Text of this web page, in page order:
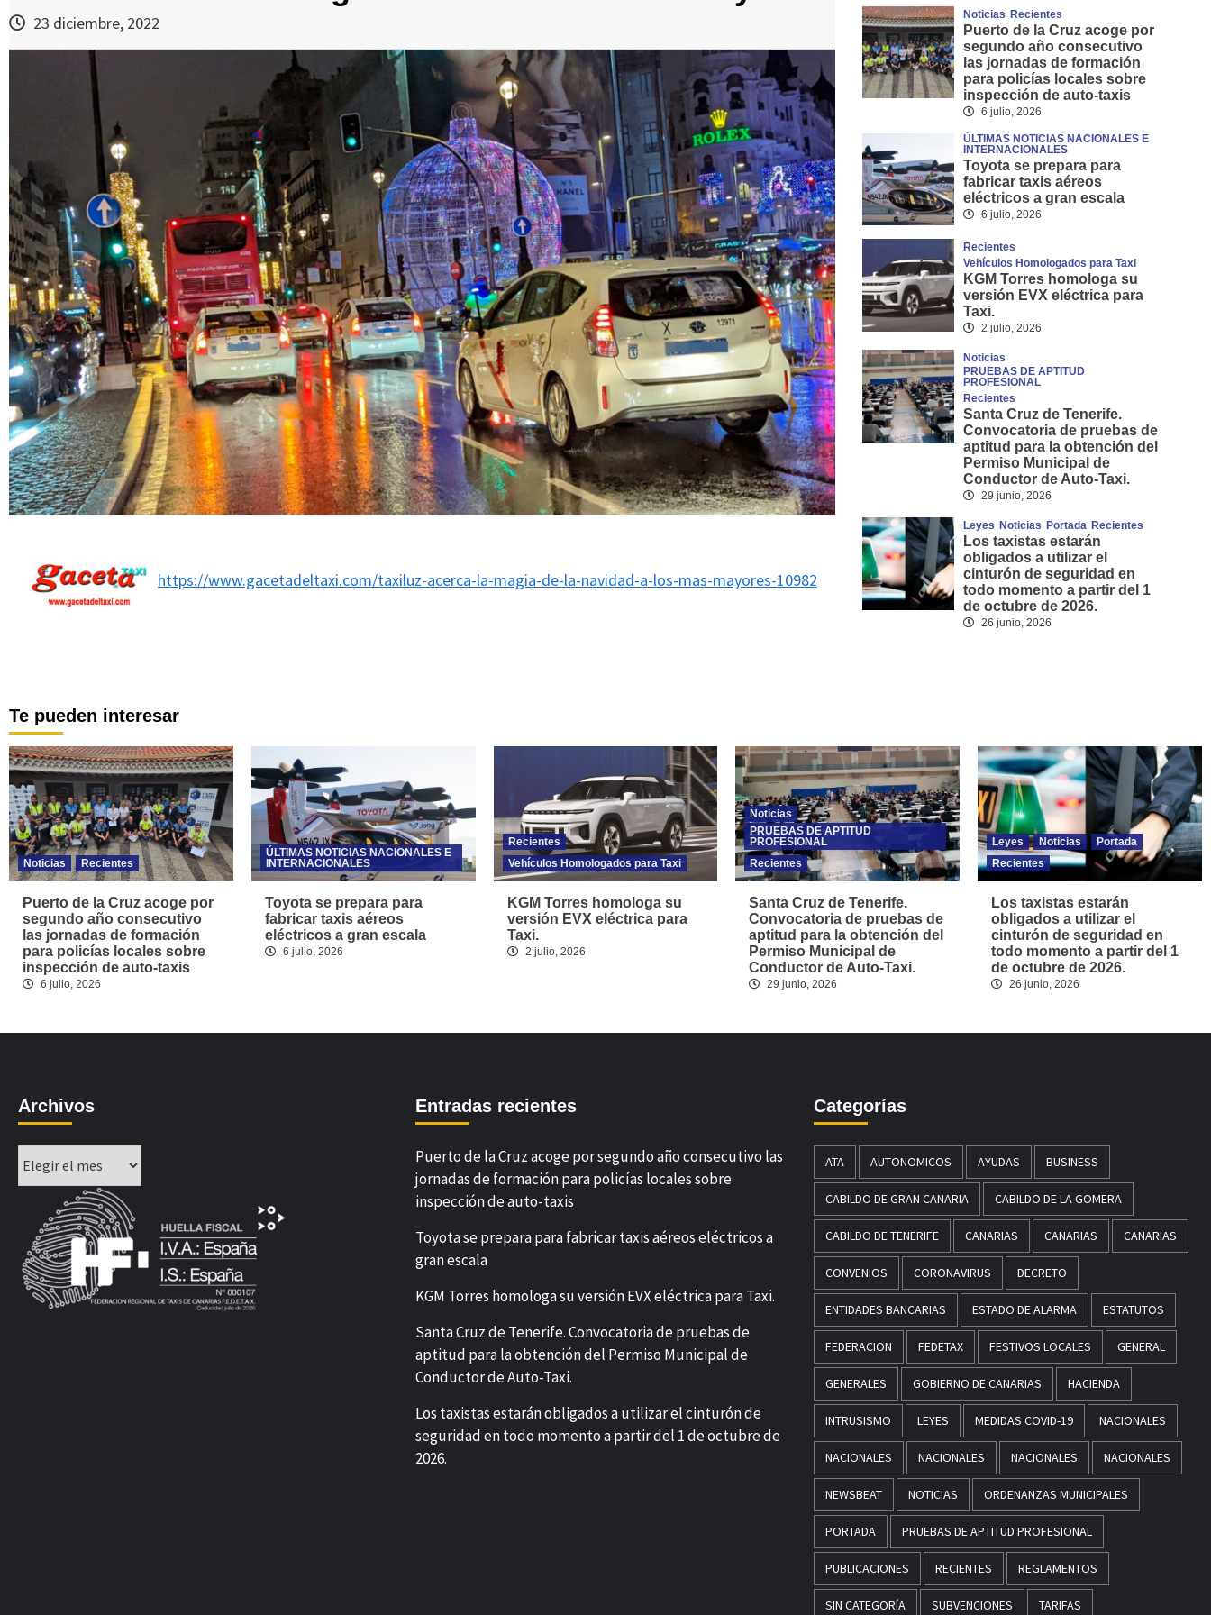
23 diciembre, 2022
https://www.gacetadeltaxi.com/taxiluz-acerca-la-magia-de-la-navidad-a-los-mas-mayores-10982
Noticias Recientes
Puerto de la Cruz acoge por
segundo año consecutivo
las jornadas de formación
para policías locales sobre
inspección de auto-taxis
6 julio, 2026
ÚLTIMAS NOTICIAS NACIONALES E
INTERNACIONALES
Toyota se prepara para
fabricar taxis aéreos
eléctricos a gran escala
6 julio, 2026
Recientes
Vehículos Homologados para Taxi
KGM Torres homologa su
versión EVX eléctrica para
Taxi.
2 julio, 2026
Noticias
PRUEBAS DE APTITUD
PROFESIONAL
Recientes
Santa Cruz de Tenerife.
Convocatoria de pruebas de
aptitud para la obtención del
Permiso Municipal de
Conductor de Auto-Taxi.
29 junio, 2026
Leyes Noticias Portada Recientes
Los taxistas estarán
obligados a utilizar el
cinturón de seguridad en
todo momento a partir del 1
de octubre de 2026.
26 junio, 2026
Te pueden interesar
Noticias Recientes
Puerto de la Cruz acoge por
segundo año consecutivo
las jornadas de formación
para policías locales sobre
inspección de auto-taxis
6 julio, 2026
ÚLTIMAS NOTICIAS NACIONALES E
INTERNACIONALES
Toyota se prepara para
fabricar taxis aéreos
eléctricos a gran escala
6 julio, 2026
Recientes
Vehículos Homologados para Taxi
KGM Torres homologa su
versión EVX eléctrica para
Taxi.
2 julio, 2026
Noticias
PRUEBAS DE APTITUD
PROFESIONAL
Recientes
Santa Cruz de Tenerife.
Convocatoria de pruebas de
aptitud para la obtención del
Permiso Municipal de
Conductor de Auto-Taxi.
29 junio, 2026
Leyes Noticias
Portada
Recientes
Los taxistas estarán
obligados a utilizar el
cinturón de seguridad en
todo momento a partir del 1
de octubre de 2026.
26 junio, 2026
Archivos Entradas recientes
Puerto de la Cruz acoge por segundo año consecutivo las
jornadas de formación para policías locales sobre
inspección de auto-taxis
Toyota se prepara para fabricar taxis aéreos eléctricos a
gran escala
KGM Torres homologa su versión EVX eléctrica para Taxi.
Santa Cruz de Tenerife. Convocatoria de pruebas de
aptitud para la obtención del Permiso Municipal de
Conductor de Auto-Taxi.
Los taxistas estarán obligados a utilizar el cinturón de
seguridad en todo momento a partir del 1 de octubre de
2026.
Categorías
ATA AUTONOMICOS AYUDAS BUSINESS
CABILDO DE GRAN CANARIA CABILDO DE LA GOMERA
CABILDO DE TENERIFE CANARIAS CANARIAS CANARIAS
CONVENIOS CORONAVIRUS DECRETO
ENTIDADES BANCARIAS ESTADO DE ALARMA ESTATUTOS
FEDERACION FEDETAX FESTIVOS LOCALES GENERAL
GENERALES GOBIERNO DE CANARIAS HACIENDA
INTRUSISMO LEYES MEDIDAS COVID-19 NACIONALES
NACIONALES NACIONALES NACIONALES NACIONALES
NEWSBEAT NOTICIAS ORDENANZAS MUNICIPALES
PORTADA PRUEBAS DE APTITUD PROFESIONAL
PUBLICACIONES RECIENTES REGLAMENTOS
SIN CATEGORÍA SUBVENCIONES TARIFAS